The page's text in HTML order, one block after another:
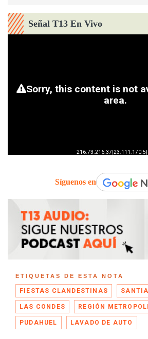
Señal T13 En Vivo
Síguenos en
ETIQUETAS DE ESTA NOTA
FIESTAS CLANDESTINAS
LAS CONDES REGIÓN
PUDAHUEL LAVADO DE AUTO